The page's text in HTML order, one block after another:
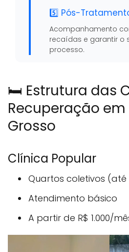
5️⃣ Pós-
Acompanhamento
recaídas e garantir o
processo.
🛏️ Estrutura das
Recuperação
Grosso
Clínica Popular
Quartos coletivos (até
Atendimento básico
A partir de R$ 1.000/